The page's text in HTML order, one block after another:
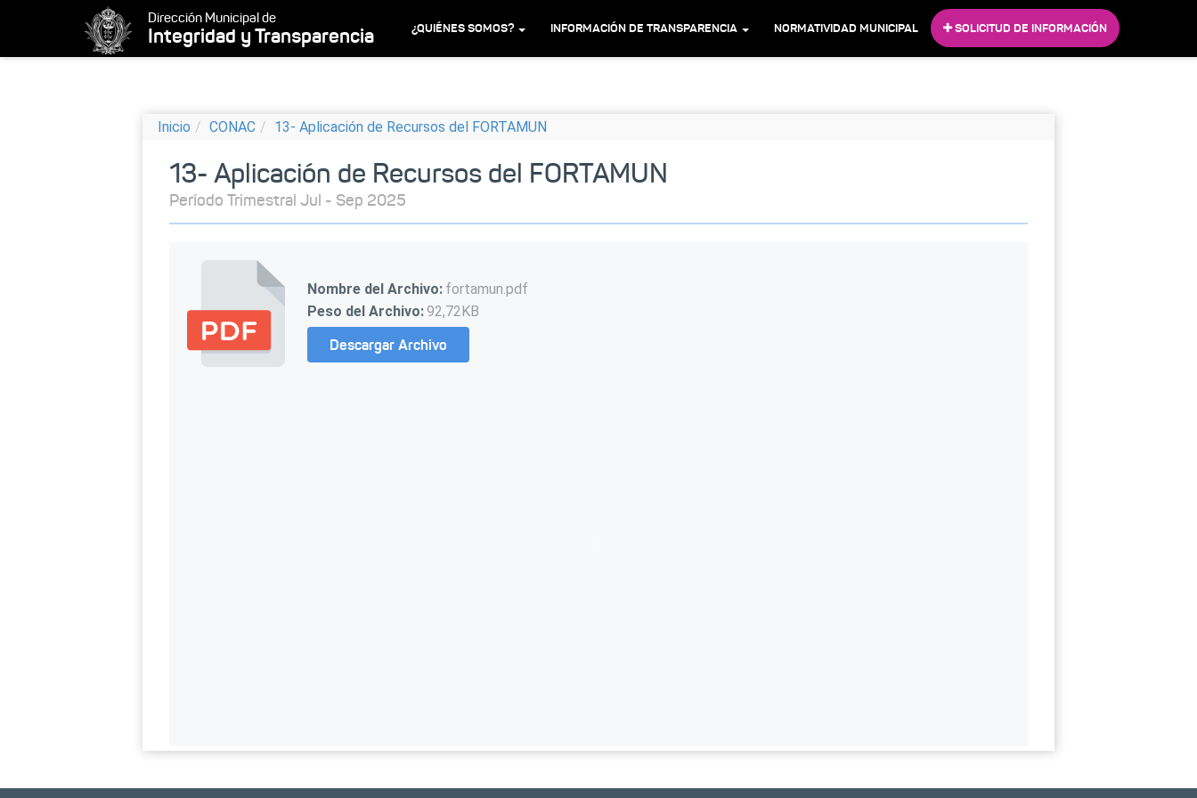
Dirección Municipal de
Integridad y Transparencia ¿QUIÉNES SOMOS? INFORMACIÓN DE TRANSPARENCIA NORMATIVIDAD MUNICIPAL SOLICITUD DE INFORMACIÓN
Inicio CONAC 13- Aplicación de Recursos del FORTAMUN
13- Aplicación de Recursos del FORTAMUN
Período Trimestral Jul - Sep 2025
Nombre del Archivo: fortamun.pdf
Peso del Archivo:92,72KB
Descargar Archivo